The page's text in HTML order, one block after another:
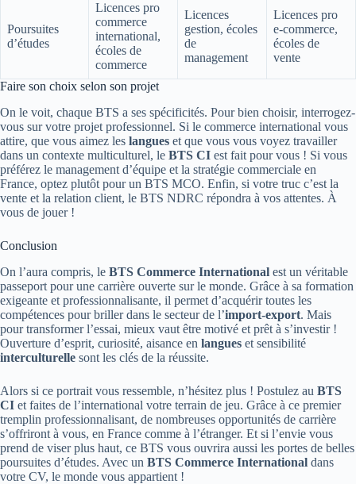
Poursuites
d’études
Licences pro
commerce
international,
écoles de
commerce
Licences
gestion, écoles
de
management
Licences pro
e-commerce,
écoles de
vente
Faire son choix selon son projet
On le voit, chaque BTS a ses spécificités. Pour bien choisir, interrogez-
vous sur votre projet professionnel. Si le commerce international vous
attire, que vous aimez les langues et que vous vous voyez travailler
dans un contexte multiculturel, le BTS CI est fait pour vous ! Si vous
préférez le management d’équipe et la stratégie commerciale en
France, optez plutôt pour un BTS MCO. Enfin, si votre truc c’est la
vente et la relation client, le BTS NDRC répondra à vos attentes. À
vous de jouer !
Conclusion
On l’aura compris, le BTS Commerce International est un véritable
passeport pour une carrière ouverte sur le monde. Grâce à sa formation
exigeante et professionnalisante, il permet d’acquérir toutes les
compétences pour briller dans le secteur de l’import-export. Mais
pour transformer l’essai, mieux vaut être motivé et prêt à s’investir !
Ouverture d’esprit, curiosité, aisance en langues et sensibilité
interculturelle sont les clés de la réussite.
Alors si ce portrait vous ressemble, n’hésitez plus ! Postulez au BTS
CI et faites de l’international votre terrain de jeu. Grâce à ce premier
tremplin professionnalisant, de nombreuses opportunités de carrière
s’offriront à vous, en France comme à l’étranger. Et si l’envie vous
prend de viser plus haut, ce BTS vous ouvrira aussi les portes de belles
poursuites d’études. Avec un BTS Commerce International dans
votre CV, le monde vous appartient !